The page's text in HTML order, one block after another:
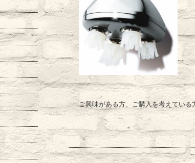
ご興味がある方、ご購入を考えてい